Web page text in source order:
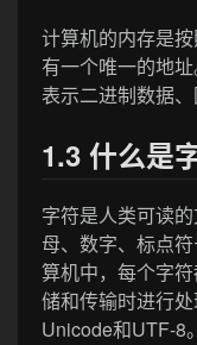
计算机的内存是
有一个唯一的地
表示二进制数据、
1.3 什么是
字符是人类可读
母、数字、标点
算机中，每个字
储和传输时进行
Unicode和UTF-8。